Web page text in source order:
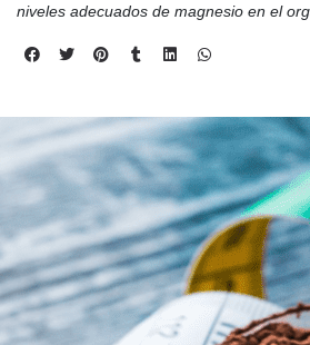
niveles adecuados de magnesio en el